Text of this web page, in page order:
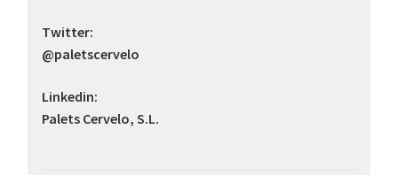
Twitter:
@paletscervelo
Linkedin:
Palets Cervelo, S.L.